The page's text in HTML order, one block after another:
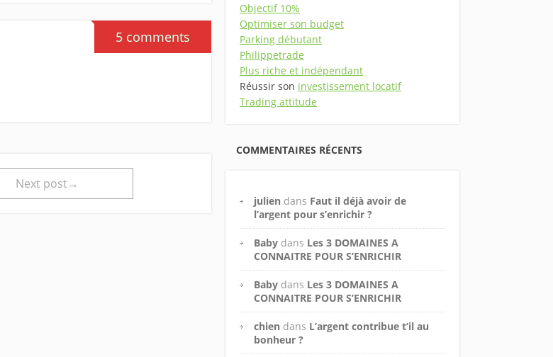
5 comments
Next post→
Objectif 10%
Optimiser son budget
Parking débutant
Philippetrade
Plus riche et indépendant
Réussir son investissement locatif
Trading attitude
COMMENTAIRES RÉCENTS
julien dans Faut il déjà avoir de
l’argent pour s’enrichir ?
Baby dans Les 3 DOMAINES A
CONNAITRE POUR S’ENRICHIR
Baby dans Les 3 DOMAINES A
CONNAITRE POUR S’ENRICHIR
chien dans L’argent contribue t’il au
bonheur ?